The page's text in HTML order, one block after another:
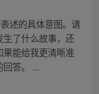
述的具体意图。请
了什么故事，还
能给我更清晰准
答。 ...